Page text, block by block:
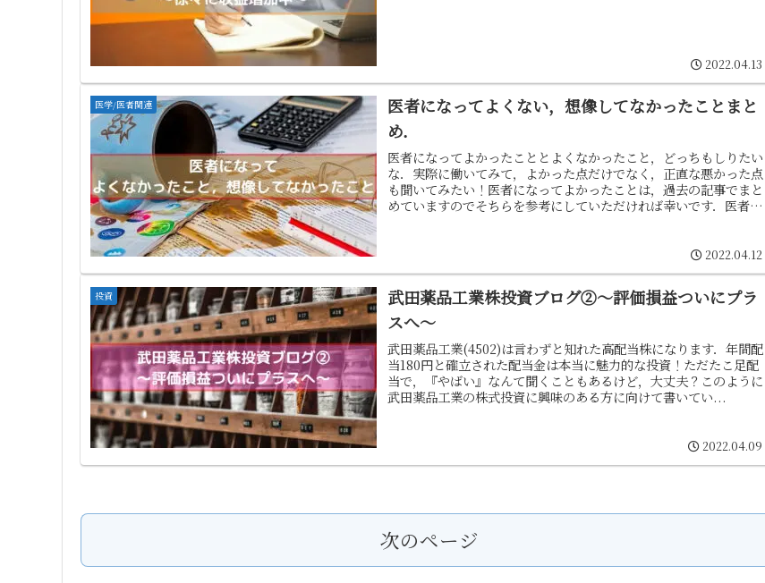
2022.04.13
医学/医者関連
医者になってよくない，想像してなかったことまと
め．
医者になってよかったこととよくなかったこと，どっちもしりたい
な．実際に働いてみて，よかった点だけでなく，正直な悪かった点
も聞いてみたい！医者になってよかったことは，過去の記事でまと
めていますのでそちらを参考にしていただければ幸いです．医者
2022.04.12
投資
武田薬品工業株投資ブログ②～評価損益ついにプラ
スへ～
武田薬品工業(4502)は言わずと知れた高配当株になります．年間配
当180円と確立された配当金は本当に魅力的な投資！ただたこ足配
当で，『やばい』なんて聞くこともあるけど，大丈夫？このように
武田薬品工業の株式投資に興味のある方に向けて書いてい...
2022.04.09
次のページ